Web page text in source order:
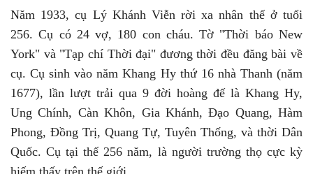
Năm 1933, cụ Lý Khánh Viễn rời xa nhân thế ở tuổi
256. Cụ có 24 vợ, 180 con cháu. Tờ "Thời báo New
York" và "Tạp chí Thời đại" đương thời đều đăng bài về
cụ. Cụ sinh vào năm Khang Hy thứ 16 nhà Thanh (năm
1677), lần lượt trải qua 9 đời hoàng đế là Khang Hy,
Ung Chính, Càn Khôn, Gia Khánh, Đạo Quang, Hàm
Phong, Đồng Trị, Quang Tự, Tuyên Thống, và thời Dân
Quốc. Cụ tại thế 256 năm, là người trường thọ cực kỳ